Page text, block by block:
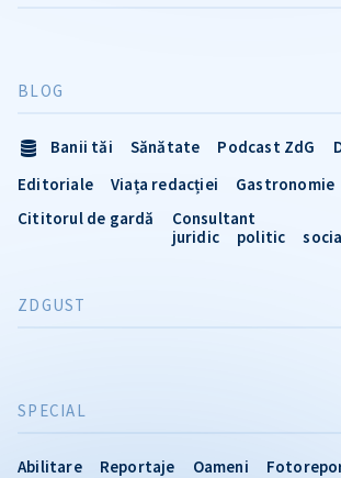
SPECIAL
Abilitare Reportaje Oameni
BLOG
Banii tăi Sănătate Podcast ZdG
Editoriale
Viața redacției Gastronomie
Cititorul de gardă
Consultant
juridic
politic
ZDGUST